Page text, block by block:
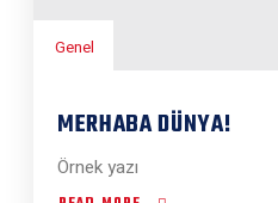
Genel
MERHABA DÜNYA!
Örnek yazı